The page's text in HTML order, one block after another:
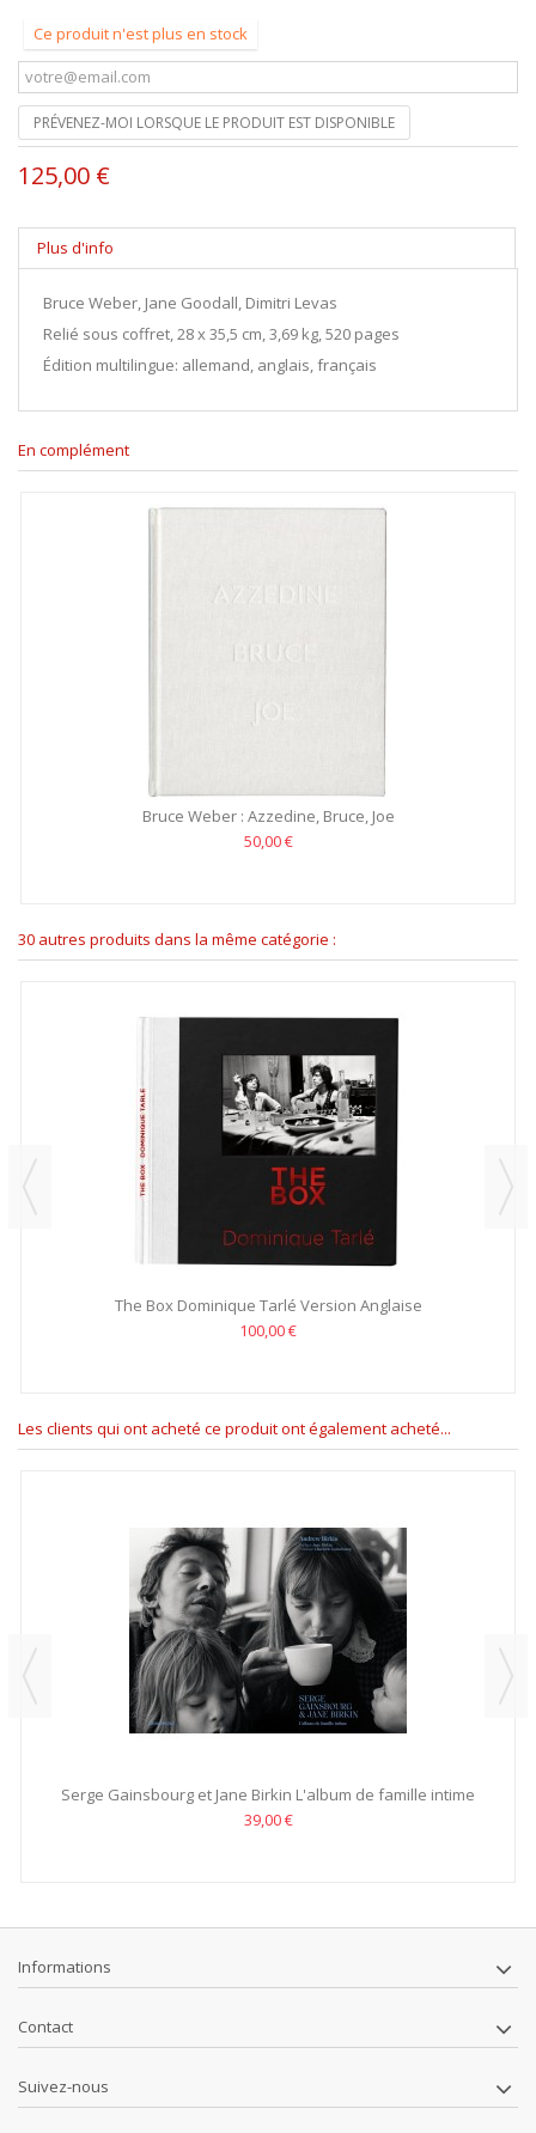
Ce produit n'est plus en stock
PRÉVENEZ-MOI LORSQUE LE PRODUIT EST DISPONIBLE
125,00 €
Plus d'info
Bruce Weber, Jane Goodall, Dimitri Levas
Relié sous coffret, 28 x 35,5 cm, 3,69 kg, 520 pages
Édition multilingue: allemand, anglais, français
En complément
Bruce Weber : Azzedine, Bruce, Joe
50,00 €
30 autres produits dans la même catégorie :
The Box Dominique Tarlé Version Anglaise
100,00 €
Les clients qui ont acheté ce produit ont également acheté...
Serge Gainsbourg et Jane Birkin L'album de famille intime
39,00 €
Informations
Contact
Suivez-nous